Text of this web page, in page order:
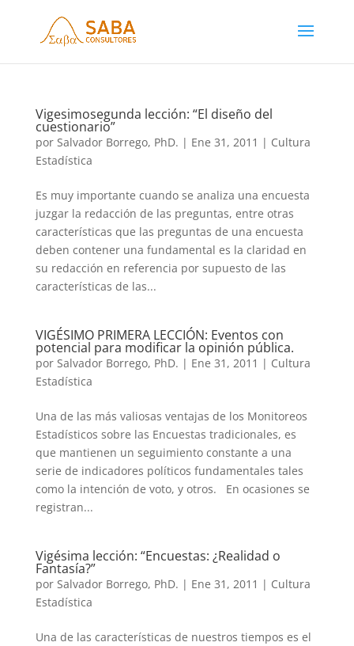
Vigesimosegunda lección: “El diseño del
cuestionario”
por Salvador Borrego, PhD. | Ene 31, 2011 | Cultura
Estadística
Es muy importante cuando se analiza una encuesta
juzgar la redacción de las preguntas, entre otras
características que las preguntas de una encuesta
deben contener una fundamental es la claridad en
su redacción en referencia por supuesto de las
características de las...
VIGÉSIMO PRIMERA LECCIÓN: Eventos con
potencial para modificar la opinión pública.
por Salvador Borrego, PhD. | Ene 31, 2011 | Cultura
Estadística
Una de las más valiosas ventajas de los Monitoreos
Estadísticos sobre las Encuestas tradicionales, es
que mantienen un seguimiento constante a una
serie de indicadores políticos fundamentales tales
como la intención de voto, y otros. En ocasiones se
registran...
Vigésima lección: “Encuestas: ¿Realidad o
Fantasía?”
por Salvador Borrego, PhD. | Ene 31, 2011 | Cultura
Estadística
Una de las características de nuestros tiempos es el